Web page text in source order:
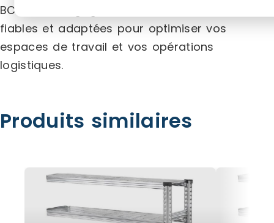
BC COM s’engage à fournir des solutions
fiables et adaptées pour optimiser vos
espaces de travail et vos opérations
logistiques.
Produits similaires